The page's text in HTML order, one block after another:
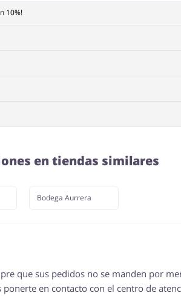
10%!
en tiendas similares
Bodega Aurrera
que sus pedidos no se manden por
en contacto con el centro de